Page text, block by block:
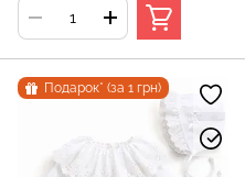
Подарок* (за 1 грн)